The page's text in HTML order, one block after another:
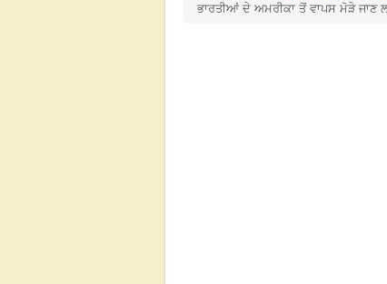
ਭਾਰਤੀਆਂ ਦੇ ਅਮਰੀਕਾ ਤੋਂ ਵਾਪਸ ਮੋੜੇ ਜਾਣ